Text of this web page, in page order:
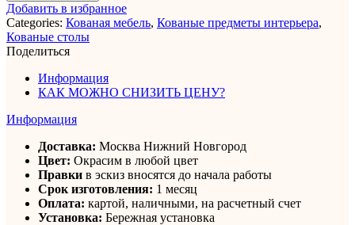
Добавить в избранное
Categories: Кованая мебель, Кованые предметы интерьера,
Кованые столы
Поделиться
Информация
КАК МОЖНО СНИЗИТЬ ЦЕНУ?
Информация
Доставка: Москва Нижний Новгород
Цвет: Окрасим в любой цвет
Правки в эскиз вносятся до начала работы
Срок изготовления: 1 месяц
Оплата: картой, наличными, на расчетный счет
Установка: Бережная установка